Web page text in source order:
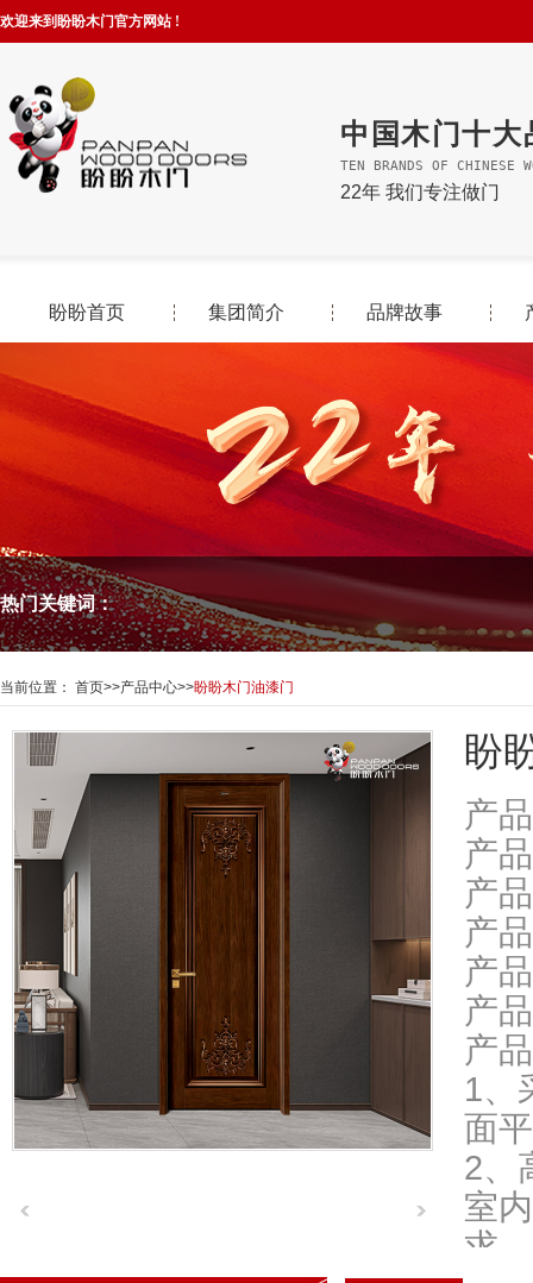
欢迎来到盼盼木门官方网站 !
中国木门十大
TEN BRANDS OF CHINESE
22年 我们专注做门
盼盼首页 集团简介 品牌故事
热门关键词：
当前位置： 首页>>产品中心>>盼盼木门油漆门
盼
产
产
产
产
产
产
产
1、
面
2、
室
求